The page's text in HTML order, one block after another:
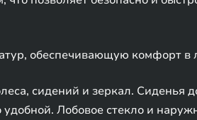
обеспечивающую комфорт в
сидений и зеркал. Сиденья
Лобовое стекло и